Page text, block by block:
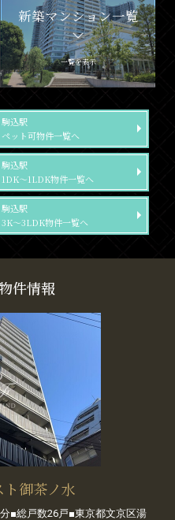
新築マンション一覧
一覧を表示
駒込駅
ペット可物件一覧へ
駒込駅
1DK～1LDK物件一覧へ
駒込駅
3K～3LDK物件一覧へ
件情報
ト御茶ノ水
■総戸数26戸■東京都文京区湯